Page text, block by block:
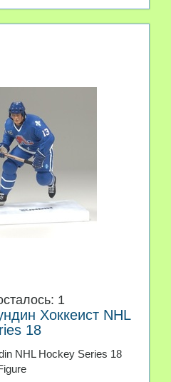
1
Хоккеист NHL
18
NHL Hockey Series 18